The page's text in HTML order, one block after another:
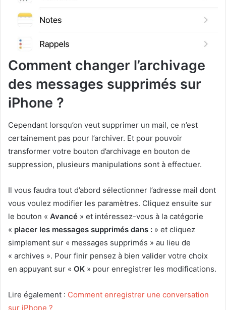
Comment changer l’archivage
des messages supprimés sur
iPhone ?
Cependant lorsqu’on veut supprimer un mail, ce n’est
certainement pas pour l’archiver. Et pour pouvoir
transformer votre bouton d’archivage en bouton de
suppression, plusieurs manipulations sont à effectuer.
Il vous faudra tout d’abord sélectionner l’adresse mail dont
vous voulez modifier les paramètres. Cliquez ensuite sur
le bouton « Avancé » et intéressez-vous à la catégorie
« placer les messages supprimés dans : » et cliquez
simplement sur « messages supprimés » au lieu de
« archives ». Pour finir pensez à bien valider votre choix
en appuyant sur « OK » pour enregistrer les modifications.
Lire également : Comment enregistrer une conversation
sur iPhone ?